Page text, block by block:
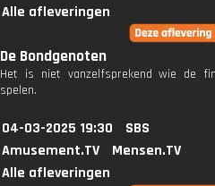
Alle afleveringen
De Bondgenoten
Het is niet vanzelfsprekend wie de
spelen.
04-03-2025 19:30
SBS
Amusement.TV
Mensen.TV
Alle afleveringen